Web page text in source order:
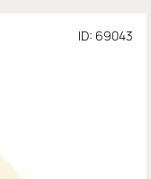
ID: 69043